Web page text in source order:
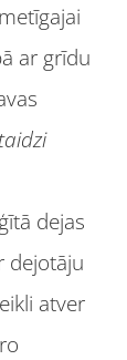
ar grīdu
taidzi
dejas
dejotāju
atver